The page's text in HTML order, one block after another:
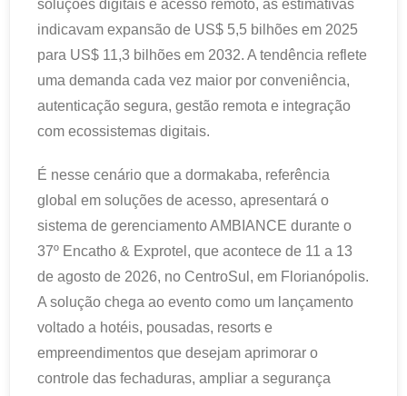
soluções digitais e acesso remoto, as estimativas
indicavam expansão de US$ 5,5 bilhões em 2025
para US$ 11,3 bilhões em 2032. A tendência reflete
uma demanda cada vez maior por conveniência,
autenticação segura, gestão remota e integração
com ecossistemas digitais.
É nesse cenário que a dormakaba, referência
global em soluções de acesso, apresentará o
sistema de gerenciamento AMBIANCE durante o
37º Encatho & Exprotel, que acontece de 11 a 13
de agosto de 2026, no CentroSul, em Florianópolis.
A solução chega ao evento como um lançamento
voltado a hotéis, pousadas, resorts e
empreendimentos que desejam aprimorar o
controle das fechaduras, ampliar a segurança